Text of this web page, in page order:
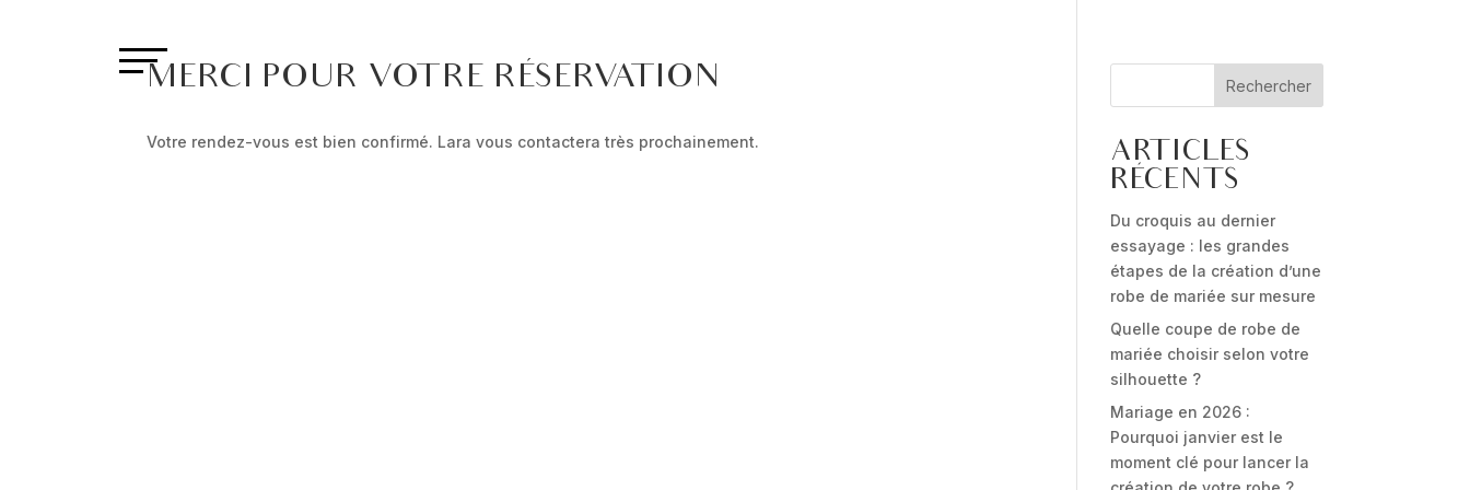
MERCI POUR VOTRE RÉSERVATION
Votre rendez-vous est bien confirmé. Lara vous contactera très prochainement.
Rechercher
ARTICLES
RÉCENTS
Du croquis au dernier
essayage : les grandes
étapes de la création d’une
robe de mariée sur mesure
Quelle coupe de robe de
mariée choisir selon votre
silhouette ?
Mariage en 2026 :
Pourquoi janvier est le
moment clé pour lancer la